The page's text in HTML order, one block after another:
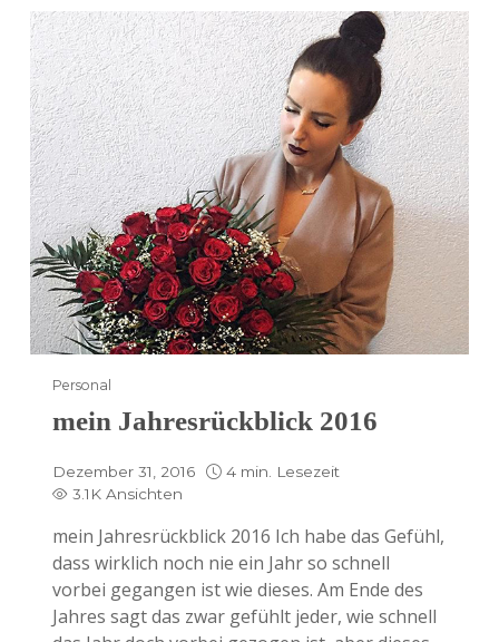
Personal
mein Jahresrückblick 2016
Dezember 31, 2016
4 min. Lesezeit
3.1K Ansichten
mein Jahresrückblick 2016 Ich habe das Gefühl,
dass wirklich noch nie ein Jahr so schnell
vorbei gegangen ist wie dieses. Am Ende des
Jahres sagt das zwar gefühlt jeder, wie schnell